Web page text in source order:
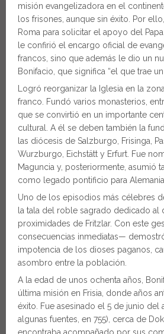
misión evangelizadora en el
los frisones, aunque sin éxito. Por
Roma para solicitar el apoyo del
le confirió el encargo oficial de
francos, sino que además le dio un
Bonifacio, que significa “el que trae
Logró reorganizar la Iglesia en la
franco. Fundó varios monasterios,
que se convirtió en un importante
cultural. A él se deben también la
las diócesis de Salzburgo, Frisinga,
Wurzburgo, Eichstätt y Erfurt. Fue
Maguncia y, posteriormente, asumió
como legado pontificio para Alemania.
Uno de los episodios más célebres
la tala del roble sagrado dedicado al
proximidades de Fritzlar. Con este
consecuencias inmediatas—
impotencia de los dioses paganos,
asombro entre la población.
A la edad de unos ochenta años,
última misión en Frisia, donde años
éxito. Fue asesinado el 5 de junio del
algunas fuentes, en 755), cerca de
encontraba acompañado por sus